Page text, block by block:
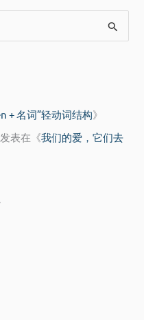
+ 名词”轻动词结构》
发表在《我们的爱，它们去